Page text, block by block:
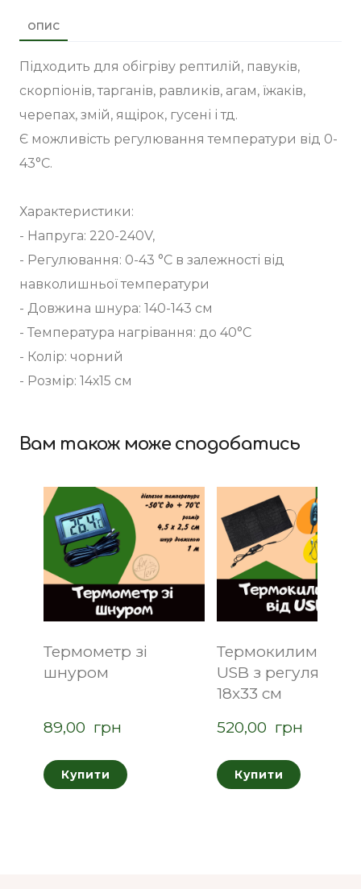
ОПИС
Підходить для обігріву рептилій, павуків,
скорпіонів, тарганів, равликів, агам, їжаків,
черепах, змій, ящірок, гусені і тд.
Є можливість регулювання температури від 0-
43°С.
Характеристики:
- Напруга: 220-240V,
- Регулювання: 0-43 °С в залежності від
навколишньої температури
- Довжина шнура: 140-143 см
- Температура нагрівання: до 40°С
- Колір: чорний
- Розмір: 14х15 см
Вам також може сподобатись
Термометр зі
шнуром
89,00  грн
Купити
Термокилимок
USB з
18x33 см
520,00  грн
Купити